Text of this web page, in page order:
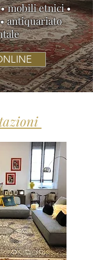
mobili etnici •
antiquariato